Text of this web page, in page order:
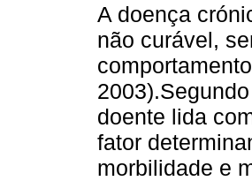
A doença
não curável,
doente lida
fator
morbilidade e